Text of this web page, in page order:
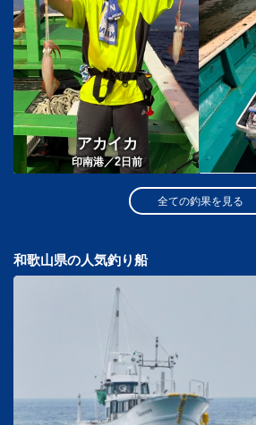
アカイカ
印南港／2日前
全ての釣果を見る
和歌山県の人気釣り船